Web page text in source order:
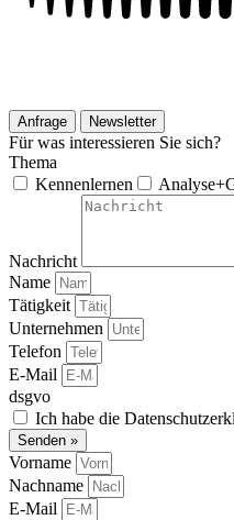
Anfrage Newsletter
Für was interessieren Sie sich?
Thema
Kennenlernen
Nachricht
Name
Tätigkeit
Unternehmen
Telefon
E-Mail
dsgvo
Ich habe die
Senden »
Vorname
Nachname
E-Mail